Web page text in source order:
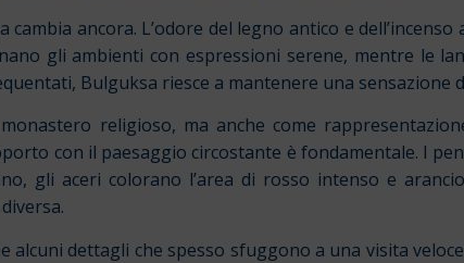
ancora. L’odore del legno antico e
gli ambienti con espressioni serene, mentre le
Bulguksa riesce a mantenere una sensazione
religioso, ma anche come
con il paesaggio circostante è fondamentale. I
gli aceri colorano l’area di rosso intenso e
alcuni dettagli che spesso sfuggono a una visita